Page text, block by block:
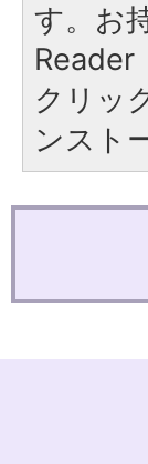
す。お
Reader
クリッ
ンスト